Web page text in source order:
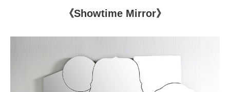
《Showtime Mirror》